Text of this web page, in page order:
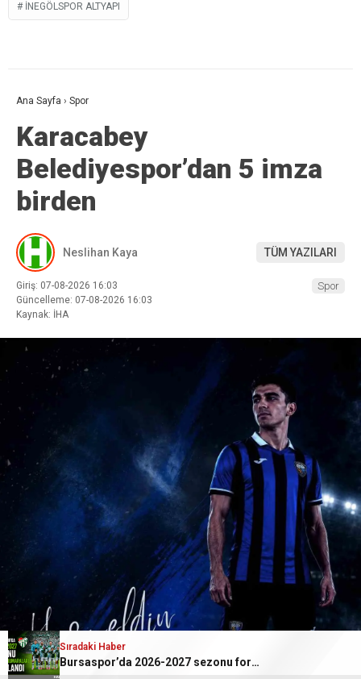
İNEGÖLSPOR ALTYAPI
Ana Sayfa › Spor
Karacabey
Belediyespor’dan 5 imza
birden
Neslihan Kaya TÜM YAZILARI
Giriş: 07-08-2026 16:03
Güncelleme: 07-08-2026 16:03
Kaynak: İHA
Spor
Sıradaki Haber
Bursaspor’da 2026-2027 sezonu forma numaraları